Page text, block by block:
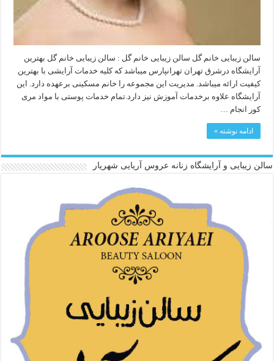
سالن زیبایی خانم گل سالن زیبایی خانم گل : سالن زیبایی خانم گل بهترین
آرایشگاه درشرق تهران تهرانپارس میباشد که کلیه خدمات آرایشی با بهترین
کیفیت ارائه میباشد. مدیریت این مجموعه را خانم مسکینی برعهده دارد. این
آرایشگاه علاوه برخدمات آموزش نیز دارد.تمام خدمات پوستی با مواد مری
کور انجام …
ادامه نوشته »
سالن زیبایی و آرایشگاه زنانه عروس آریایی شهریار